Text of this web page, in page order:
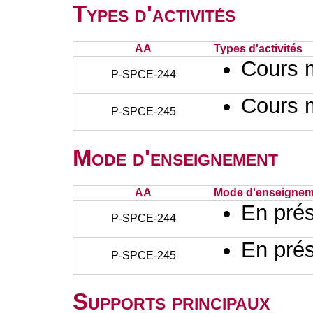
Types d'activités
AA Types d'activités
P-SPCE-244 Cours
P-SPCE-245 Cours
Mode d'enseignement
AA Mode
P-SPCE-244 En
P-SPCE-245 En
Supports principaux